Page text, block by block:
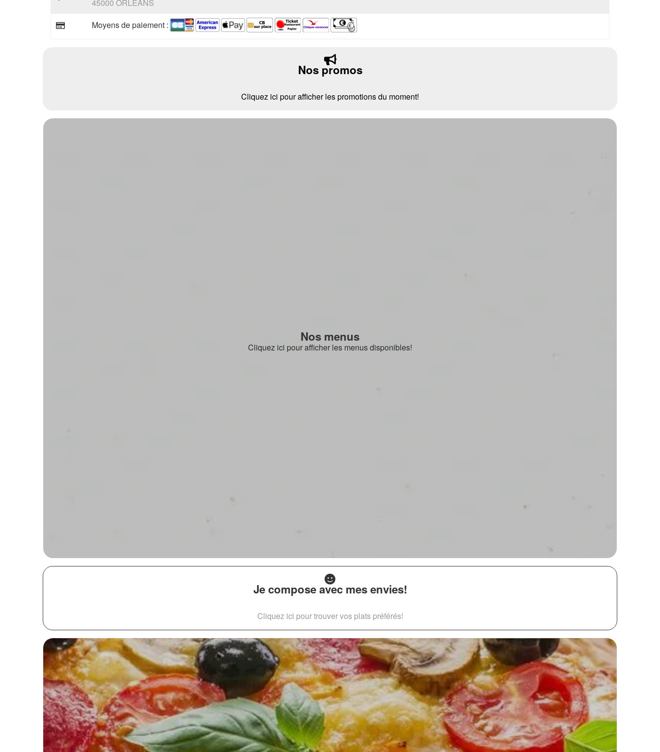
45000 ORLEANS
Moyens de paiement :
Nos promos
Cliquez ici pour afficher les promotions du moment!
Nos menus
Cliquez ici pour afficher les menus disponibles!
Je compose avec mes envies!
Cliquez ici pour trouver vos plats préférés!